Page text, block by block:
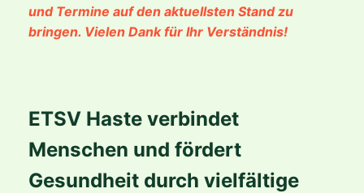
und Termine auf den aktuellsten Stand zu
bringen. Vielen Dank für Ihr Verständnis!
ETSV Haste verbindet
Menschen und fördert
Gesundheit durch vielfältige